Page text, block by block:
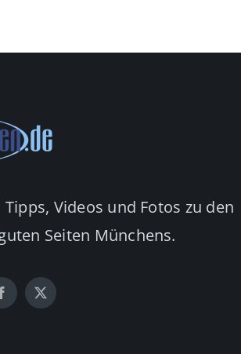
Videos und Fotos zu den
Seiten Münchens.